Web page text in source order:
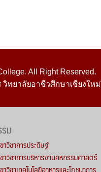
All Right Reserved.
ทยาลัยอาชีวศึกษาเชียงใหม่
ม
าวิชาการประดิษฐ์
าวิชาการบริหารงานคหกรรมศาสตร์
าวิชาเทคโนโลยีอาหารและโภชนาการ